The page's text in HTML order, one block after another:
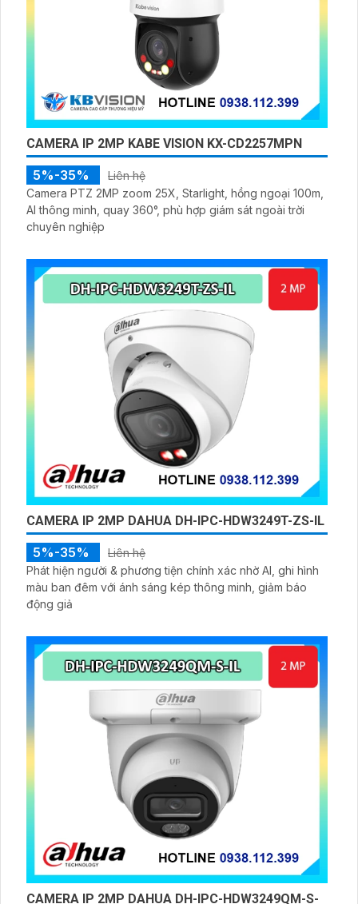
CAMERA IP 2MP KABE VISION KX-CD2257MPN
5%-35%
Liên hệ
Camera PTZ 2MP zoom 25X, Starlight, hồng ngoại 100m,
AI thông minh, quay 360°, phù hợp giám sát ngoài trời
chuyên nghiệp
CAMERA IP 2MP DAHUA DH-IPC-HDW3249T-ZS-IL
5%-35%
Liên hệ
Phát hiện người & phương tiện chính xác nhờ AI, ghi hình
màu ban đêm với ánh sáng kép thông minh, giảm báo
động giả
CAMERA IP 2MP DAHUA DH-IPC-HDW3249QM-S-